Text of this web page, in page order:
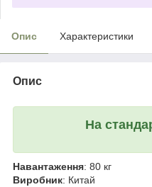
Опис Характеристики
Опис
На
Навантаження: 80 кг
Виробник: Китай